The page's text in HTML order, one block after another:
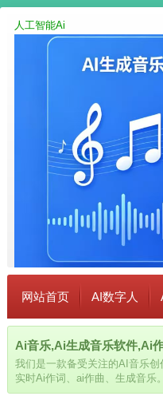
人工智能Ai
网站首页 AI数字人
Ai音乐,Ai生成音乐软件,Ai
我们是一款备受关注的AI音乐
实时Ai作词、ai作曲、生成音乐